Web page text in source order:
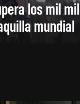
los mil
mundial